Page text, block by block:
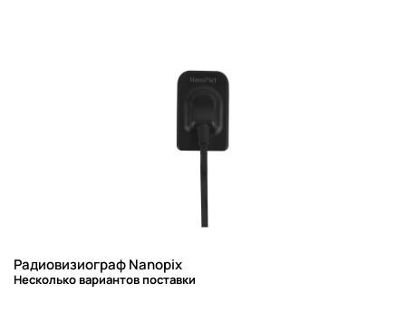
Радиовизиограф Nanopix
Несколько вариантов поставки